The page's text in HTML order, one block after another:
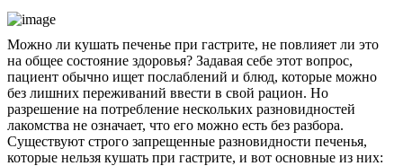
Можно ли кушать печенье при гастрите, не повлияет ли это
на общее состояние здоровья? Задавая себе этот вопрос,
пациент обычно ищет послаблений и блюд, которые можно
без лишних переживаний ввести в свой рацион. Но
разрешение на потребление нескольких разновидностей
лакомства не означает, что его можно есть без разбора.
Существуют строго запрещенные разновидности печенья,
которые нельзя кушать при гастрите, и вот основные из них: